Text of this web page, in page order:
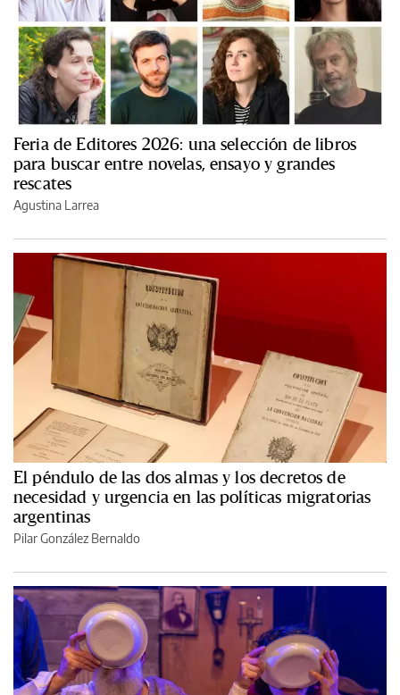
Feria de Editores 2026: una selección de libros
para buscar entre novelas, ensayo y grandes
rescates
Agustina Larrea
El péndulo de las dos almas y los decretos de
necesidad y urgencia en las políticas migratorias
argentinas
Pilar González Bernaldo